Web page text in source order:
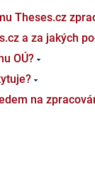
Theses.cz
a za jakých
OÚ?
na